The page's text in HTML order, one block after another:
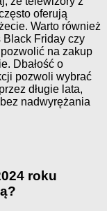
oferują
Warto również
Black Friday czy
na zakup
Dbałość o
pozwoli wybrać
długie lata,
nadwyrężania
roku